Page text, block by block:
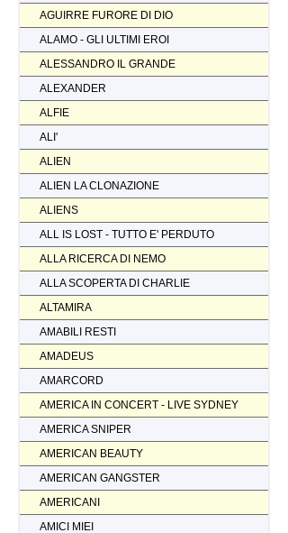
AGUIRRE FURORE DI DIO
ALAMO - GLI ULTIMI EROI
ALESSANDRO IL GRANDE
ALEXANDER
ALFIE
ALI'
ALIEN
ALIEN LA CLONAZIONE
ALIENS
ALL IS LOST - TUTTO E' PERDUTO
ALLA RICERCA DI NEMO
ALLA SCOPERTA DI CHARLIE
ALTAMIRA
AMABILI RESTI
AMADEUS
AMARCORD
AMERICA IN CONCERT - LIVE SYDNEY
AMERICA SNIPER
AMERICAN BEAUTY
AMERICAN GANGSTER
AMERICANI
AMICI MIEI